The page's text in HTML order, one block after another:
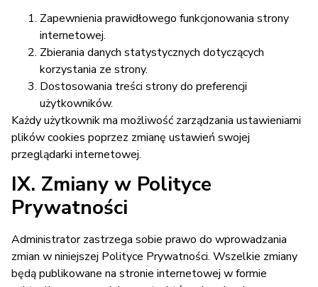
Zapewnienia prawidłowego funkcjonowania strony
internetowej.
Zbierania danych statystycznych dotyczących
korzystania ze strony.
Dostosowania treści strony do preferencji
użytkowników.
Każdy użytkownik ma możliwość zarządzania ustawieniami
plików cookies poprzez zmianę ustawień swojej
przeglądarki internetowej.
IX. Zmiany w Polityce
Prywatności
Administrator zastrzega sobie prawo do wprowadzania
zmian w niniejszej Polityce Prywatności. Wszelkie zmiany
będą publikowane na stronie internetowej w formie